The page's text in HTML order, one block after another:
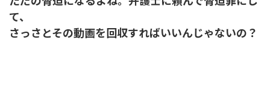
て、
さっさとその動画を回収すればいいんじゃないの？